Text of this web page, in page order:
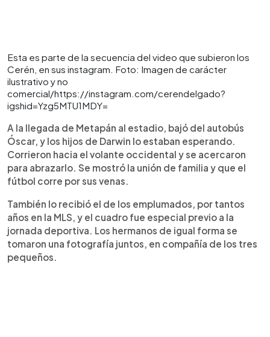
Esta es parte de la secuencia del video que subieron los
Cerén, en sus instagram. Foto: Imagen de carácter
ilustrativo y no
comercial/https://instagram.com/cerendelgado?
igshid=Yzg5MTU1MDY=
A la llegada de Metapán al estadio, bajó del autobús
Óscar, y los hijos de Darwin lo estaban esperando.
Corrieron hacia el volante occidental y se acercaron
para abrazarlo. Se mostró la unión de familia y que el
fútbol corre por sus venas.
También lo recibió el de los emplumados, por tantos
años en la MLS, y el cuadro fue especial previo a la
jornada deportiva. Los hermanos de igual forma se
tomaron una fotografía juntos, en compañía de los tres
pequeños.